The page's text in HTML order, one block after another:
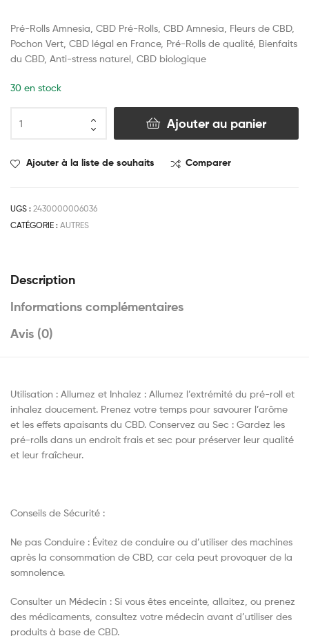
Pré-Rolls Amnesia, CBD Pré-Rolls, CBD Amnesia, Fleurs de CBD,
Pochon Vert, CBD légal en France, Pré-Rolls de qualité, Bienfaits
du CBD, Anti-stress naturel, CBD biologique
30 en stock
Ajouter au panier
Ajouter à la liste de souhaits Comparer
UGS : 2430000006036
CATÉGORIE : AUTRES
Description
Informations complémentaires
Avis (0)
Utilisation : Allumez et Inhalez : Allumez l’extrémité du pré-roll et
inhalez doucement. Prenez votre temps pour savourer l’arôme
et les effets apaisants du CBD. Conservez au Sec : Gardez les
pré-rolls dans un endroit frais et sec pour préserver leur qualité
et leur fraîcheur.
Conseils de Sécurité :
Ne pas Conduire : Évitez de conduire ou d’utiliser des machines
après la consommation de CBD, car cela peut provoquer de la
somnolence.
Consulter un Médecin : Si vous êtes enceinte, allaitez, ou prenez
des médicaments, consultez votre médecin avant d’utiliser des
produits à base de CBD.